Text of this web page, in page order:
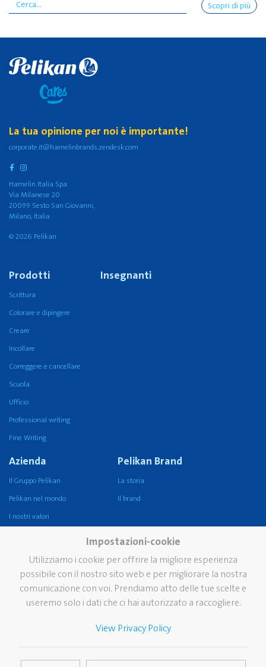
Scopri di più
La tua opinione per noi è importante!
corporate.it@hamelinbrands.zendesk.com
Hamelin Italia Spa
Via Milanese 20
20099 Sesto San Giovanni,
Milano, Italia
© 2026 Pelikan
Prodotti
Scrittura
Colorare e dipingere
Creare
Incollare
Correggere e cancellare
Scuola
Ufficio
Professional writing
Fine Writing
Insegnanti
Azienda
Il Gruppo Pelikan
Pelikan nel mondo
I nostri valori
Museo
Pelikan Brand
La storia
Il brand
Servizi
Newsletter
Media Database
Contatti
Impostazioni-cookie
Utilizziamo i cookie per offrire la migliore esperienza
possibile con il nostro sito web e per migliorare la nostra
comunicazione con voi. Prendiamo atto delle tue scelte e
useremo solo i dati che ci hai autorizzato a raccogliere.
View Privacy Policy